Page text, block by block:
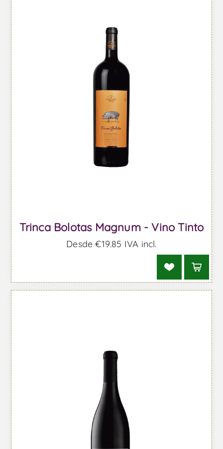
Trinca Bolotas Magnum - Vino Tinto
Desde €19,85 IVA incl.